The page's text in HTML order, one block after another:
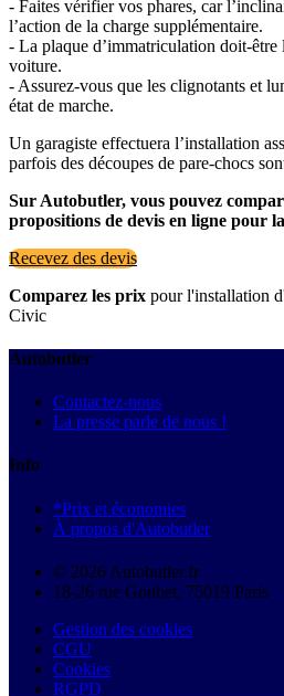
- Faites vérifier vos phares, car
l’action de la charge supplémentaire.
- La plaque d’immatriculation doit-être
voiture.
- Assurez-vous que les clignotants et
état de marche.
Un garagiste effectuera l’installation
parfois des découpes de pare-chocs
Sur Autobutler, vous pouvez
propositions de devis en ligne pour
Recevez des devis
Comparez les prix pour l'installation
Civic
Autobutler
Contactez-nous
La presse parle de nous !
Info
*Prix et économies
À propos d'Autobutler
© 2026 Autobutler.fr
18-26 rue Goubet, 75019 Paris
Gestion des cookies
CGU
Cookies
RGPD